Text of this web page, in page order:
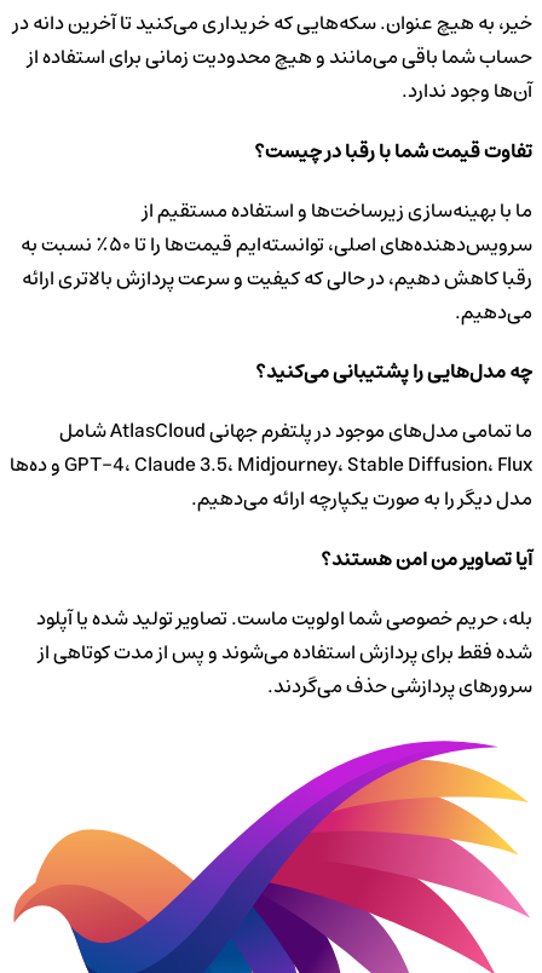
خیر، به هیچ عنوان. سکه‌هایی که خریداری می‌کنید تا آخرین دانه در
حساب شما باقی می‌مانند و هیچ محدودیت زمانی برای استفاده از
آن‌ها وجود ندارد.
تفاوت قیمت شما با رقبا در چیست؟
ما با بهینه‌سازی زیرساخت‌ها و استفاده مستقیم از
سرویس‌دهنده‌های اصلی، توانسته‌ایم قیمت‌ها را تا ۵۰٪ نسبت به
رقبا کاهش دهیم، در حالی که کیفیت و سرعت پردازش بالاتری ارائه
می‌دهیم.
چه مدل‌هایی را پشتیبانی می‌کنید؟
ما تمامی مدل‌های موجود در پلتفرم جهانی AtlasCloud شامل
GPT-4، Claude 3.5، Midjourney، Stable Diffusion، Flux و ده‌ها
مدل دیگر را به صورت یکپارچه ارائه می‌دهیم.
آیا تصاویر من امن هستند؟
بله، حریم خصوصی شما اولویت ماست. تصاویر تولید شده یا آپلود
شده فقط برای پردازش استفاده می‌شوند و پس از مدت کوتاهی از
سرورهای پردازشی حذف می‌گردند.